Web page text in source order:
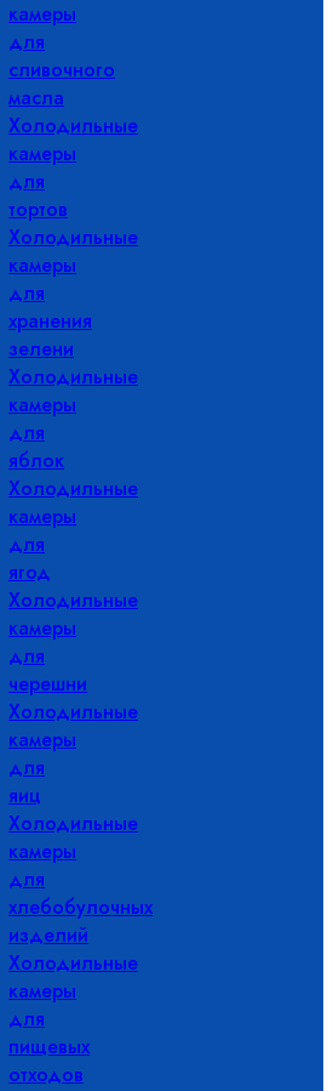
камеры
для
сливочного
масла
Холодильные
камеры
для
тортов
Холодильные
камеры
для
хранения
зелени
Холодильные
камеры
для
яблок
Холодильные
камеры
для
ягод
Холодильные
камеры
для
черешни
Холодильные
камеры
для
яиц
Холодильные
камеры
для
хлебобулочных
изделий
Холодильные
камеры
для
пищевых
отходов